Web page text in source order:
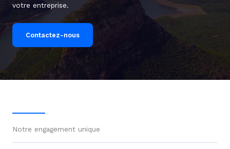
votre entreprise.
Contactez-nous
Notre engagement unique